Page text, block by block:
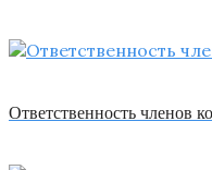
Ответственность членов